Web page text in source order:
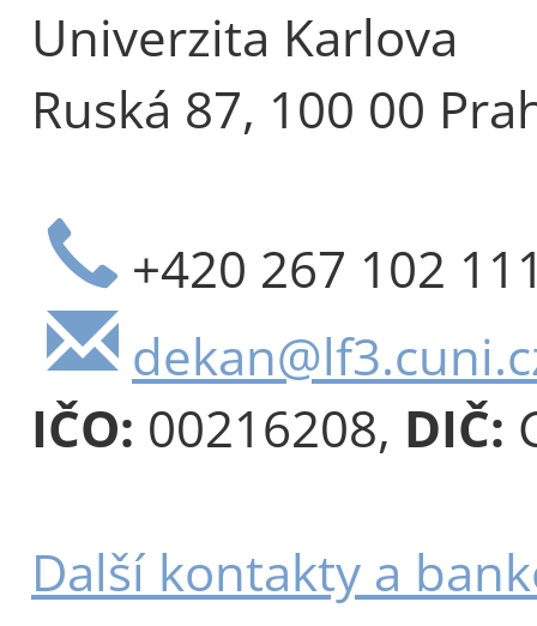
Univerzita Karlova
Ruská 87, 100 00
+420 267 102
IČO: 00216208, DIČ:
Další kontakty a